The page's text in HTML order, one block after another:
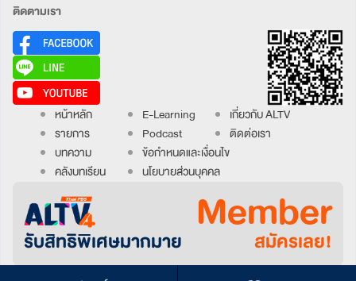
ติดตามเรา
หน้าหลัก
รายการ
บทความ
คลังบทเรียน
E-Learning
Podcast
ข้อกำหนดและเงื่อนไข
นโยบายส่วนบุคคล
เกี่ยวกับ ALTV
ติดต่อเรา
Member
รับสิทธิพิเศษมากมาย สมัครเลย!